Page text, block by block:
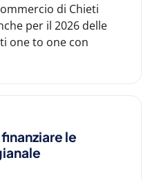
di Chieti
per il 2026 delle
one to one con
le